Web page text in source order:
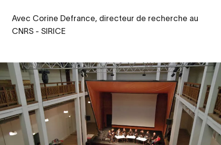
Avec Corine Defrance, directeur de recherche au
CNRS - SIRICE